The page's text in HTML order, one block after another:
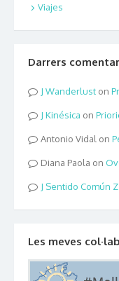
Viajes
Darrers
Wanderluston
Kinésica on
Antonio Vidalon
Diana Paola on
Sentido Común
Les meves